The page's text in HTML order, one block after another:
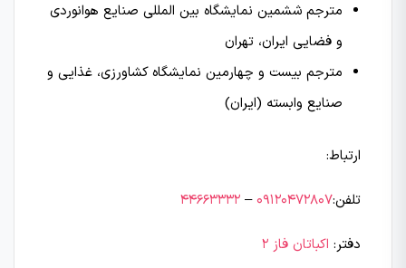
مترجم ششمین نمایشگاه بین المللی صنایع هوانوردی
و فضایی ایران، تهران
مترجم بیست و چهارمین نمایشگاه کشاورزی، غذایی و
صنایع وابسته (ایران)
ارتباط:
تلفن:09120472807
–
44663332
دفتر: اکباتان فاز 2